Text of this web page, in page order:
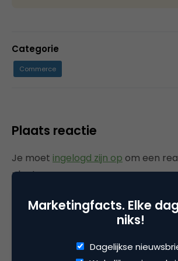
Categorie
Commerce
Plaats reactie
Je moet ingelogd zijn op om een
plaatsen.
Marketingfacts. Elke
niks!
Dagelijkse